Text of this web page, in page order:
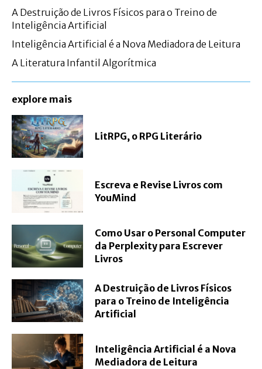
A Destruição de Livros Físicos para o Treino de
Inteligência Artificial
Inteligência Artificial é a Nova Mediadora de Leitura
A Literatura Infantil Algorítmica
explore mais
LitRPG, o RPG Literário
Escreva e Revise Livros com
YouMind
Como Usar o Personal Computer
da Perplexity para Escrever
Livros
A Destruição de Livros Físicos
para o Treino de Inteligência
Artificial
Inteligência Artificial é a Nova
Mediadora de Leitura